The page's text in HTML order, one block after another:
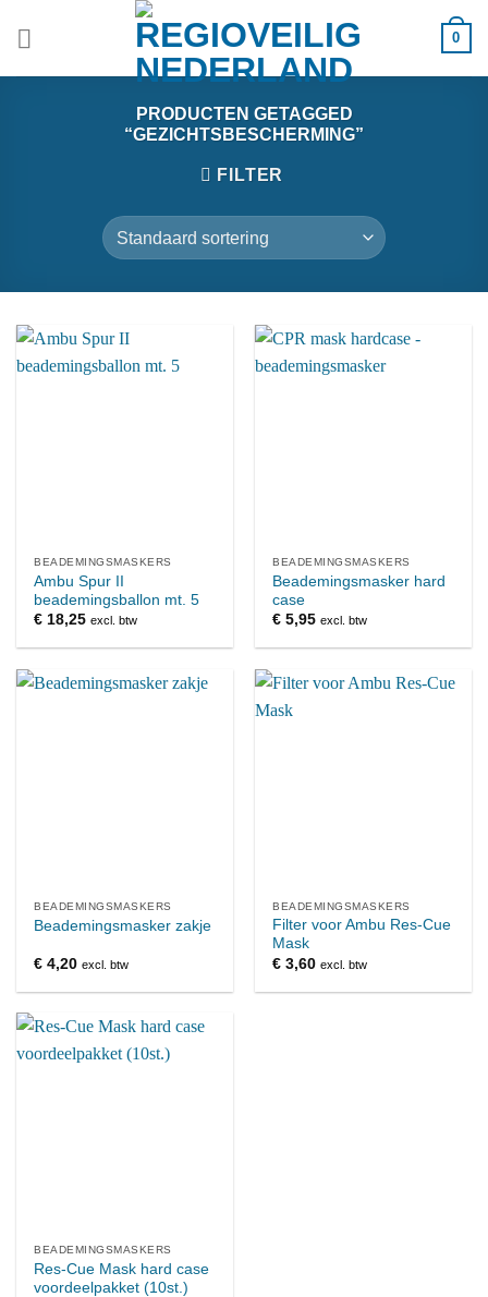
0
PRODUCTEN GETAGGED
“GEZICHTSBESCHERMING”
FILTER
BEADEMINGSMASKERS
Ambu Spur II
beademingsballon mt. 5
€ 18,25 excl. btw
BEADEMINGSMASKERS
Beademingsmasker hard
case
€ 5,95 excl. btw
BEADEMINGSMASKERS
Beademingsmasker zakje
€ 4,20 excl. btw
BEADEMINGSMASKERS
Filter voor Ambu Res-Cue
Mask
€ 3,60 excl. btw
BEADEMINGSMASKERS
Res-Cue Mask hard case
voordeelpakket (10st.)